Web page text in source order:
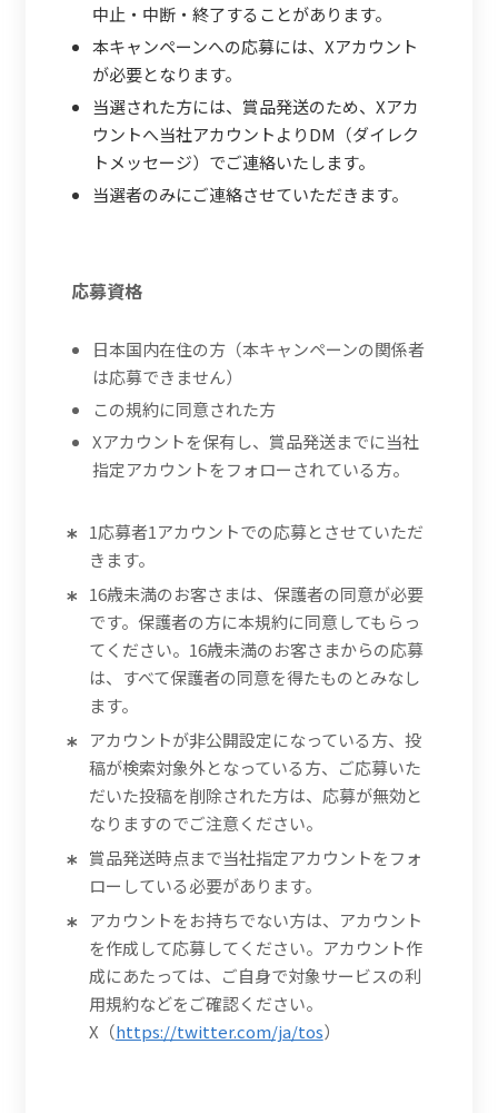
中止・中断・終了することがあります。
本キャンペーンへの応募には、Xアカウント
が必要となります。
当選された方には、賞品発送のため、Xアカ
ウントへ当社アカウントよりDM（ダイレク
トメッセージ）でご連絡いたします。
当選者のみにご連絡させていただきます。
応募資格
日本国内在住の方（本キャンペーンの関係者
は応募できません）
この規約に同意された方
Xアカウントを保有し、賞品発送までに当社
指定アカウントをフォローされている方。
1応募者1アカウントでの応募とさせていただ
きます。
16歳未満のお客さまは、保護者の同意が必要
です。保護者の方に本規約に同意してもらっ
てください。16歳未満のお客さまからの応募
は、すべて保護者の同意を得たものとみなし
ます。
アカウントが非公開設定になっている方、投
稿が検索対象外となっている方、ご応募いた
だいた投稿を削除された方は、応募が無効と
なりますのでご注意ください。
賞品発送時点まで当社指定アカウントをフォ
ローしている必要があります。
アカウントをお持ちでない方は、アカウント
を作成して応募してください。アカウント作
成にあたっては、ご自身で対象サービスの利
用規約などをご確認ください。
X（https://twitter.com/ja/tos）